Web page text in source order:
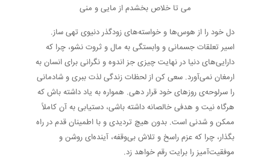
می تا خلاص بخشدم از مایی و منی
دل خود را از هوس‌ها و خواسته‌های زودگذر دنیوی تهی ساز.
اسیر تعلقات جسمانی و وابستگی به مال و ثروت نشو، چرا که
دارایی‌های دنیا در نهایت چیزی جز اندوه و نگرانی برای انسان به
ارمغان نمی‌آورد. سعی کن از لحظات زندگی لذت ببری و شادمانی
را سرلوحه‌ی روزهای خود قرار دهی. همواره به یاد داشته باش که
هرگاه نیت و هدفی خالصانه داشته باشی، دستیابی به آن کاملاً
ممکن و شدنی است. بدون هیچ تردیدی و با اطمینان قدم در راه
بگذار، چرا که عزم راسخ و تلاش بی‌وقفه، آینده‌ای روشن و
موفقیت‌آمیز را برایت رقم خواهد زد.